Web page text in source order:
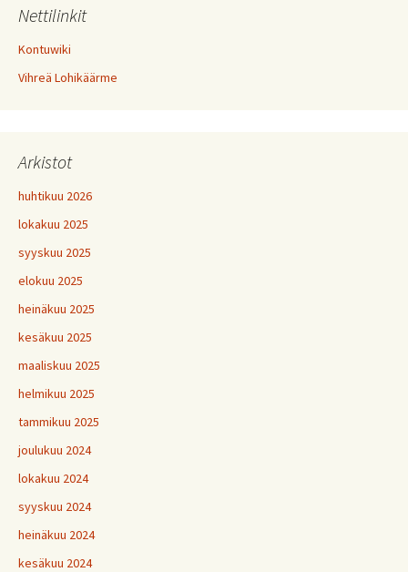
Nettilinkit
Kontuwiki
Vihreä Lohikäärme
Arkistot
huhtikuu 2026
lokakuu 2025
syyskuu 2025
elokuu 2025
heinäkuu 2025
kesäkuu 2025
maaliskuu 2025
helmikuu 2025
tammikuu 2025
joulukuu 2024
lokakuu 2024
syyskuu 2024
heinäkuu 2024
kesäkuu 2024